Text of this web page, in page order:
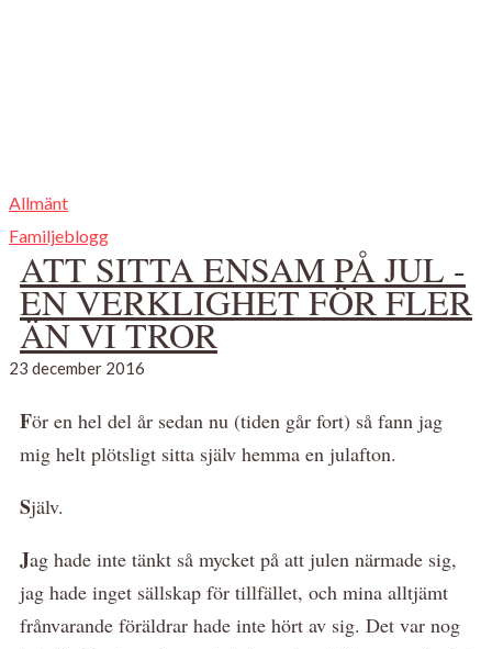
Allmänt
Familjeblogg
ATT SITTA ENSAM PÅ JUL -
EN VERKLIGHET FÖR FLER
ÄN VI TROR
23 december 2016
För en hel del år sedan nu (tiden går fort) så fann jag
mig helt plötsligt sitta själv hemma en julafton.
Själv.
Jag hade inte tänkt så mycket på att julen närmade sig,
jag hade inget sällskap för tillfället, och mina alltjämt
frånvarande föräldrar hade inte hört av sig. Det var nog